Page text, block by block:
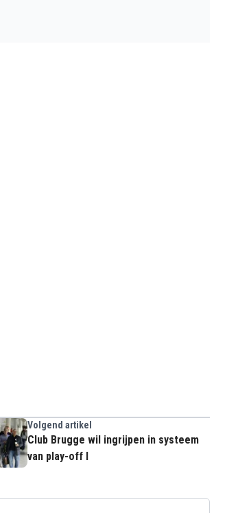
Volgend artikel
Club Brugge wil ingrijpen in systeem
van play-off I